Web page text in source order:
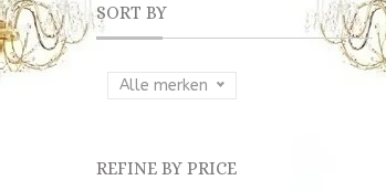
SORT BY
Alle merken
REFINE BY PRICE